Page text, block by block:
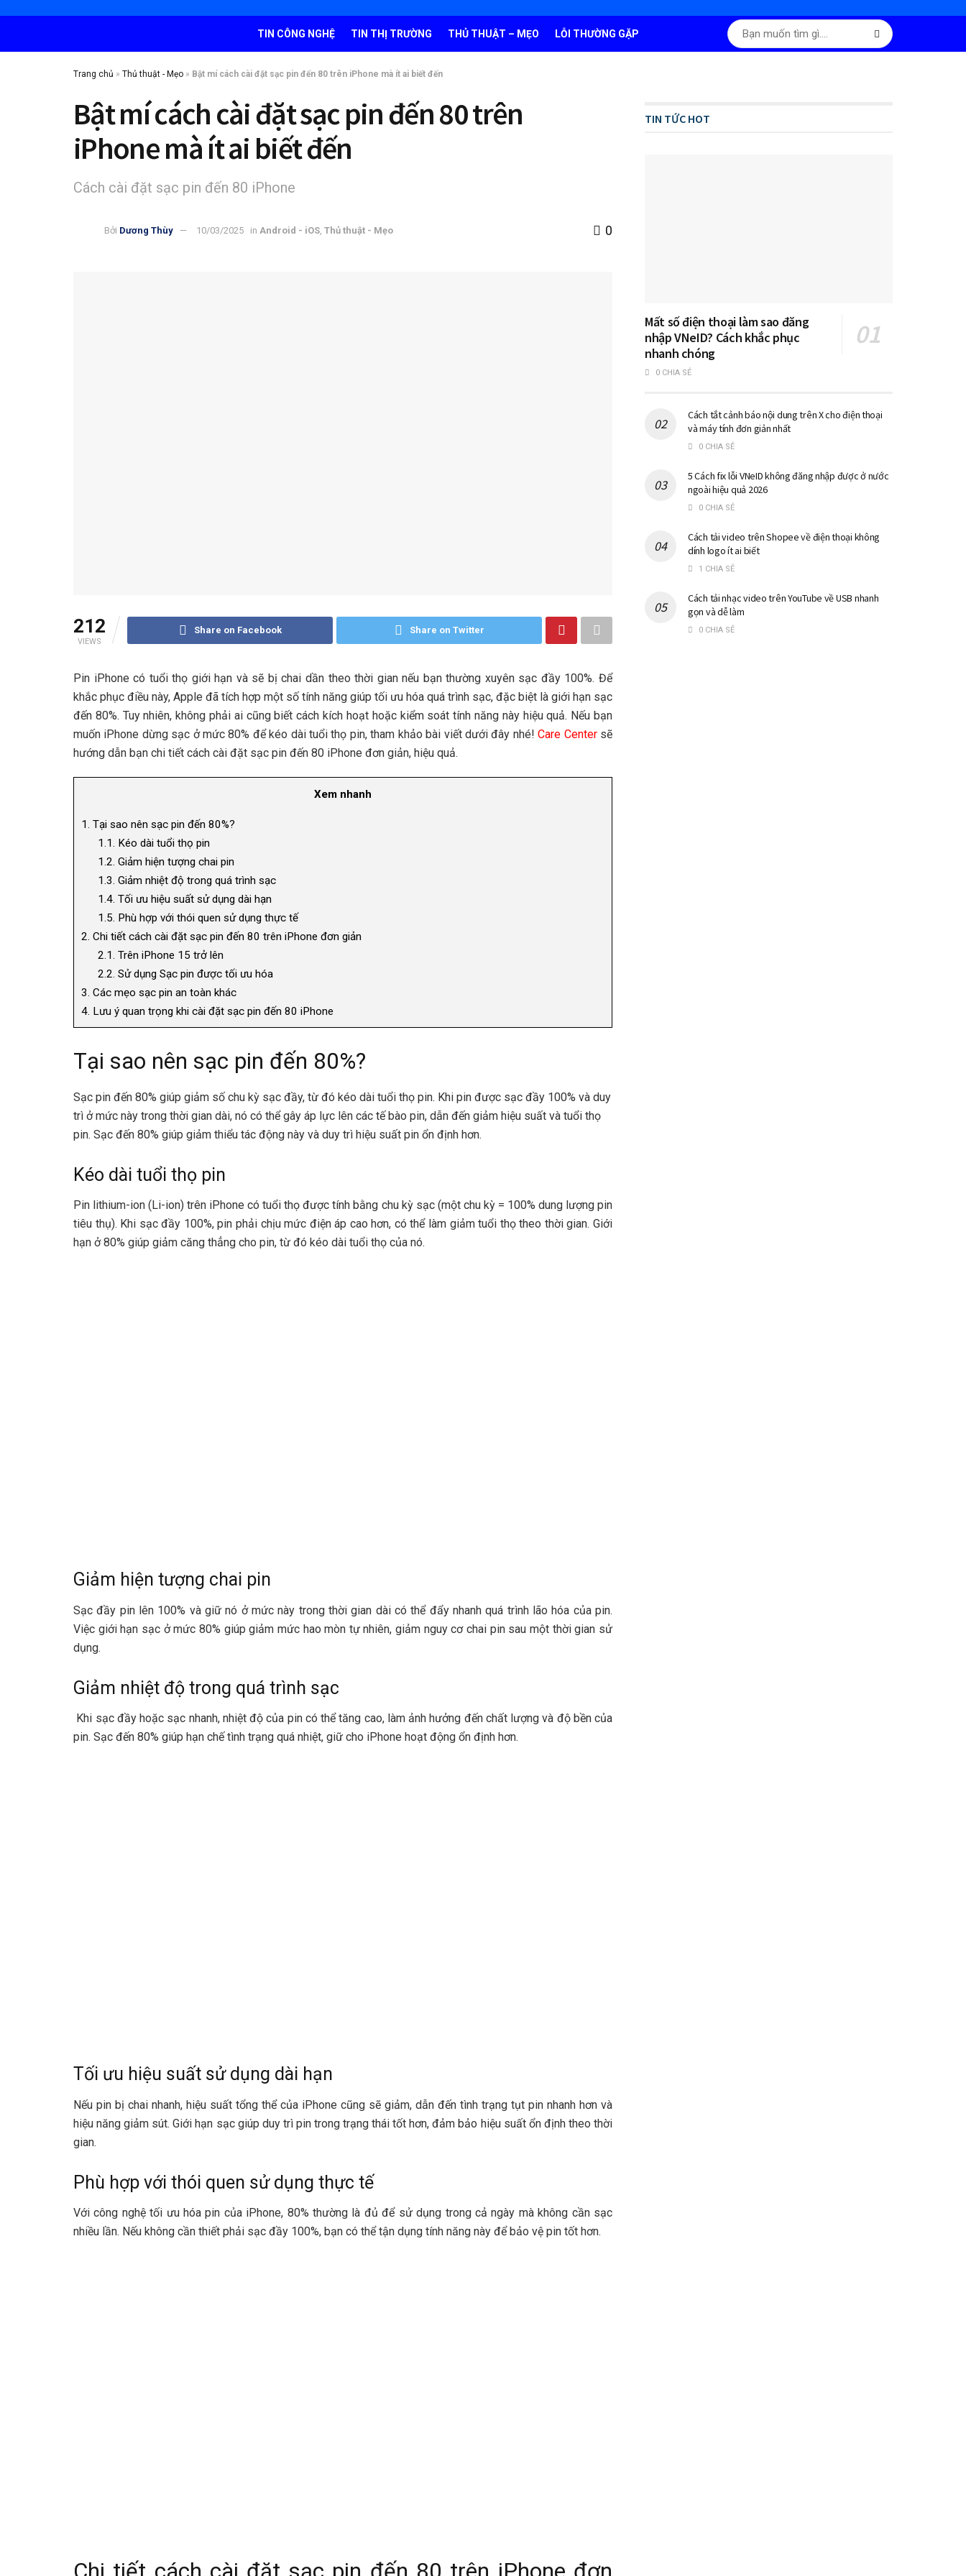
TIN CÔNG NGHỆ TIN THỊ TRƯỜNG THỦ THUẬT – MẸO LỖI THƯỜNG GẶP
Trang chủ » Thủ thuật - Mẹo » Bật mí cách cài đặt sạc pin đến 80 trên iPhone mà ít ai biết đến
Bật mí cách cài đặt sạc pin đến 80 trên
iPhone mà ít ai biết đến
Cách cài đặt sạc pin đến 80 iPhone
Bởi Dương Thùy 10/03/2025 in Android - iOS, Thủ thuật - Mẹo 0
212
VIEWS
Share on Facebook Share on Twitter
Pin iPhone có tuổi thọ giới hạn và sẽ bị chai dần theo thời gian nếu bạn thường xuyên sạc đầy 100%. Để
khắc phục điều này, Apple đã tích hợp một số tính năng giúp tối ưu hóa quá trình sạc, đặc biệt là giới hạn sạc
đến 80%. Tuy nhiên, không phải ai cũng biết cách kích hoạt hoặc kiểm soát tính năng này hiệu quả. Nếu bạn
muốn iPhone dừng sạc ở mức 80% để kéo dài tuổi thọ pin, tham khảo bài viết dưới đây nhé!Care Centersẽ
hướng dẫn bạn chi tiết cách cài đặt sạc pin đến 80 iPhone đơn giản, hiệu quả.
Xem nhanh
1. Tại sao nên sạc pin đến 80%?
1.1. Kéo dài tuổi thọ pin
1.2. Giảm hiện tượng chai pin
1.3. Giảm nhiệt độ trong quá trình sạc
1.4. Tối ưu hiệu suất sử dụng dài hạn
1.5. Phù hợp với thói quen sử dụng thực tế
2. Chi tiết cách cài đặt sạc pin đến 80 trên iPhone đơn giản
2.1. Trên iPhone 15 trở lên
2.2. Sử dụng Sạc pin được tối ưu hóa
3. Các mẹo sạc pin an toàn khác
4. Lưu ý quan trọng khi cài đặt sạc pin đến 80 iPhone
Tại sao nên sạc pin đến 80%?
Sạc pin đến 80% giúp giảm số chu kỳ sạc đầy, từ đó kéo dài tuổi thọ pin. Khi pin được sạc đầy 100% và duy
trì ở mức này trong thời gian dài, nó có thể gây áp lực lên các tế bào pin, dẫn đến giảm hiệu suất và tuổi thọ
pin. Sạc đến 80% giúp giảm thiểu tác động này và duy trì hiệu suất pin ổn định hơn.
Kéo dài tuổi thọ pin
Pin lithium-ion (Li-ion) trên iPhone có tuổi thọ được tính bằng chu kỳ sạc (một chu kỳ = 100% dung lượng pin
tiêu thụ). Khi sạc đầy 100%, pin phải chịu mức điện áp cao hơn, có thể làm giảm tuổi thọ theo thời gian. Giới
hạn ở 80% giúp giảm căng thẳng cho pin, từ đó kéo dài tuổi thọ của nó.
Giảm hiện tượng chai pin
Sạc đầy pin lên 100% và giữ nó ở mức này trong thời gian dài có thể đẩy nhanh quá trình lão hóa của pin.
Việc giới hạn sạc ở mức 80% giúp giảm mức hao mòn tự nhiên, giảm nguy cơ chai pin sau một thời gian sử
dụng.
Giảm nhiệt độ trong quá trình sạc
Khi sạc đầy hoặc sạc nhanh, nhiệt độ của pin có thể tăng cao, làm ảnh hưởng đến chất lượng và độ bền của
pin. Sạc đến 80% giúp hạn chế tình trạng quá nhiệt, giữ cho iPhone hoạt động ổn định hơn.
Tối ưu hiệu suất sử dụng dài hạn
Nếu pin bị chai nhanh, hiệu suất tổng thể của iPhone cũng sẽ giảm, dẫn đến tình trạng tụt pin nhanh hơn và
hiệu năng giảm sút. Giới hạn sạc giúp duy trì pin trong trạng thái tốt hơn, đảm bảo hiệu suất ổn định theo thời
gian.
Phù hợp với thói quen sử dụng thực tế
Với công nghệ tối ưu hóa pin của iPhone, 80% thường là đủ để sử dụng trong cả ngày mà không cần sạc
nhiều lần. Nếu không cần thiết phải sạc đầy 100%, bạn có thể tận dụng tính năng này để bảo vệ pin tốt hơn.
TIN TỨC HOT
Mất số điện thoại làm sao đăng
nhập VNeID? Cách khắc phục
nhanh chóng
0 CHIA SẺ
Cách tắt cảnh báo nội dung trên X cho điện thoại
và máy tính đơn giản nhất
0 CHIA SẺ
5 Cách fix lỗi VNeID không đăng nhập được ở nước
ngoài hiệu quả 2026
0 CHIA SẺ
Cách tải video trên Shopee về điện thoại không
dính logo ít ai biết
1 CHIA SẺ
Cách tải nhạc video trên YouTube về USB nhanh
gọn và dễ làm
0 CHIA SẺ